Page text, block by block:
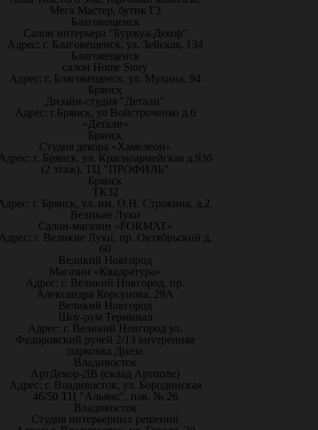
Мега Мастер, бутик Г3
Благовещенск
Салон интерьера "Буржуа-Декор"
Адрес: г. Благовещенск, ул. Зейская, 134
Благовещенск
салон Home Story
Адрес: г. Благовещенск, ул. Мухина, 94
Брянск
Дизайн-студия "Детали"
Адрес: г.Брянск, ул Войстроченко д.6
«Детали»
Брянск
Студия декора «Хамелеон»
г. Брянск, ул. Красноармейская д.93б
(2 этаж), ТЦ "ПРОФИЛЬ"
Брянск
ТК32
г. Брянск, ул. им. О.Н. Строкина, д.2.
Великие Луки
Салон-магазин «FORMAT»
г. Великие Луки, пр. Октябрьский д.
60
Великий Новгород
Магазин «Квадратура»
Адрес: г. Великий Новгород, пр.
Александра Корсунова, 28А
Великий Новгород
Шоу-рум Терминал
Адрес: г. Великий Новгород ул.
Федоровский ручей 2/13 внутренняя
парковка Диеза
Владивосток
АртДекор-ДВ (склад Артполе)
Адрес: г. Владивосток, ул. Бородинская
46/50 ТЦ "Альянс", пав. № 26
Владивосток
Студия интерьерных решений